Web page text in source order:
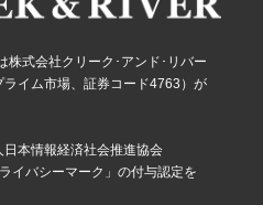
株式会社クリーク･アンド･リバー
イム市場、証券コード4763）が
本情報経済社会推進協会
イバシーマーク」の付与認定を